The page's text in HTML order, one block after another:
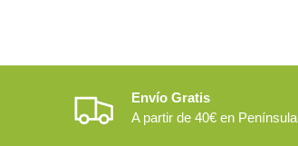
Envío Gratis
A partir de 40€ en Península